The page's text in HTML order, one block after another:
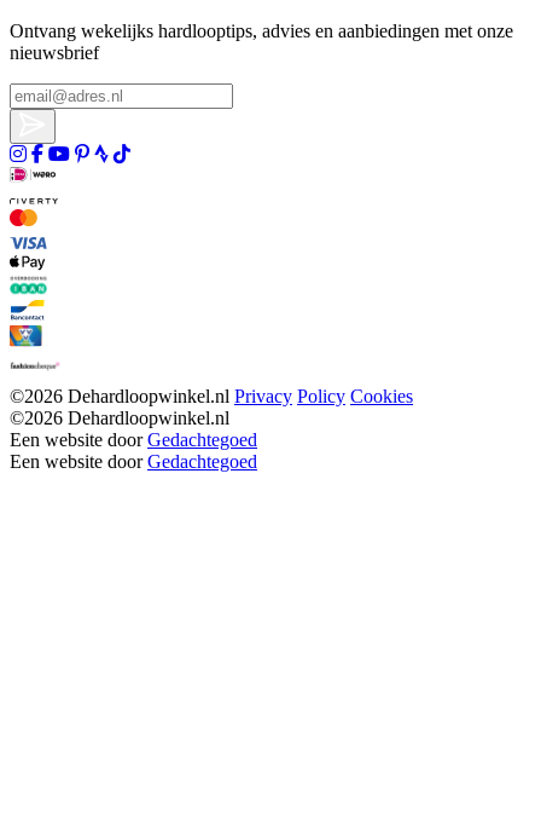
Ontvang wekelijks hardlooptips, advies en aanbiedingen met onze
nieuwsbrief
©2026 Dehardloopwinkel.nl Privacy Policy Cookies
©2026 Dehardloopwinkel.nl
Een website doorGedachtegoed
Een website doorGedachtegoed